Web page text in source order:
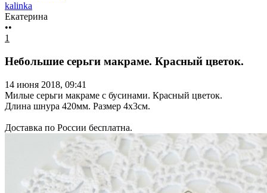
kalinka
Екатерина
••
1
Небольшие серьги макраме. Красный цветок.
14 июня 2018, 09:41
Милые серьги макраме с бусинами. Красный цветок.
Длина шнура 420мм. Размер 4х3см.
Доставка по России бесплатна.